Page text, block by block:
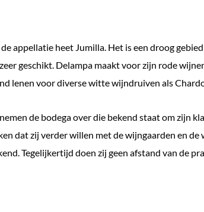
aantal
appellatie heet Jumilla. Het is een droog
geschikt. Delampa maakt voor zijn rode
lenen voor diverse witte wijndruiven als
de bodega over die bekend staat om zijn
dat zij verder willen met de wijngaarden en
Tegelijkertijd doen zij geen afstand van de